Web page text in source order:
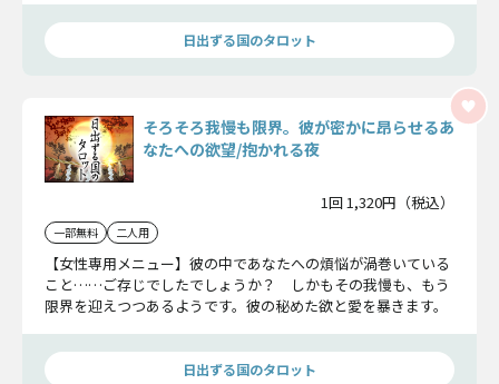
日出ずる国のタロット
そろそろ我慢も限界。彼が密かに昂らせるあ
なたへの欲望/抱かれる夜
1回 1,320円（税込）
一部無料 二人用
【女性専用メニュー】彼の中であなたへの煩悩が渦巻いている
こと……ご存じでしたでしょうか？ しかもその我慢も、もう
限界を迎えつつあるようです。彼の秘めた欲と愛を暴きます。
日出ずる国のタロット